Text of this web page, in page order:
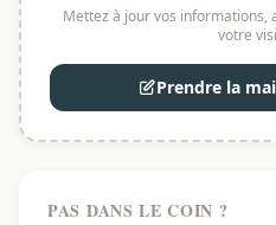
Mettez à jour vos informations,
votre
Prendre la
PAS DANS LE COIN ?